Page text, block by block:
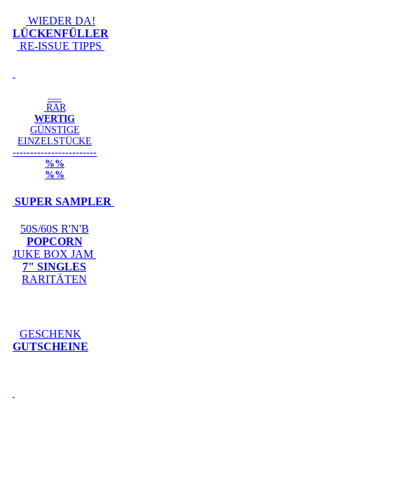
WIEDER DA!
LÜCKENFÜLLER
RE-ISSUE TIPPS
-----
RAR
WERTIG
GÜNSTIGE
EINZELSTÜCKE
------------------------
%%
%%
SUPER SAMPLER
50S/60S R'N'B
POPCORN
JUKE BOX JAM
7" SINGLES
RARITÄTEN
GESCHENK
GUTSCHEINE